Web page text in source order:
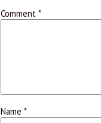
Comment *
Name *